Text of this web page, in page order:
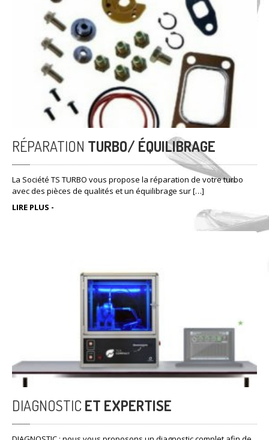
RÉPARATION TURBO/ ÉQUILIBRAGE
La Société TS TURBO vous propose la réparation de votre turbo
avec des pièces de qualités et un équilibrage sur […]
LIRE PLUS -
DIAGNOSTIC ET EXPERTISE